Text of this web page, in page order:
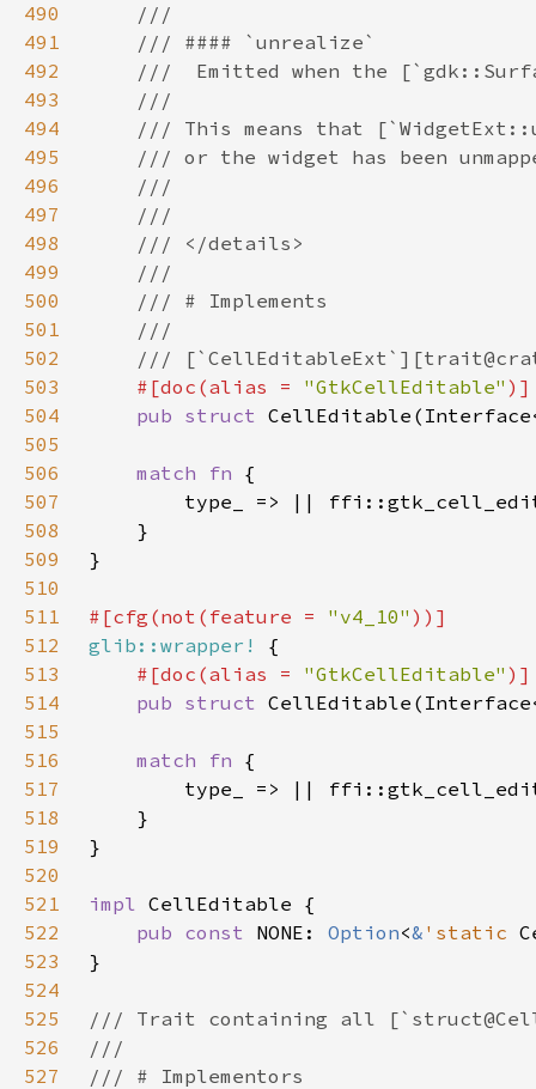
490
491
492
493
494
495
496
497
498
499
500
501
502
503
#[doc(alias = "GtkCellEditable"
504
pub struct
505
506
match fn
507
508
509
510
511
#[cfg(not(feature = "v4_10"
512
glib::wrapper!
513
#[doc(alias = "GtkCellEditable"
514
pub struct
515
516
match fn
517
518
519
520
521
impl
522
pub const NONE: Option<& 'static
523
524
525
526
527